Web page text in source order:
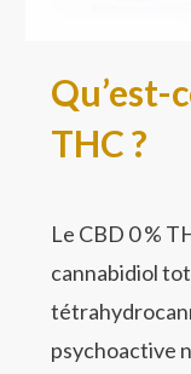
Qu’est-
THC ?
Le CBD 0 %
cannabidiol
psychoactive